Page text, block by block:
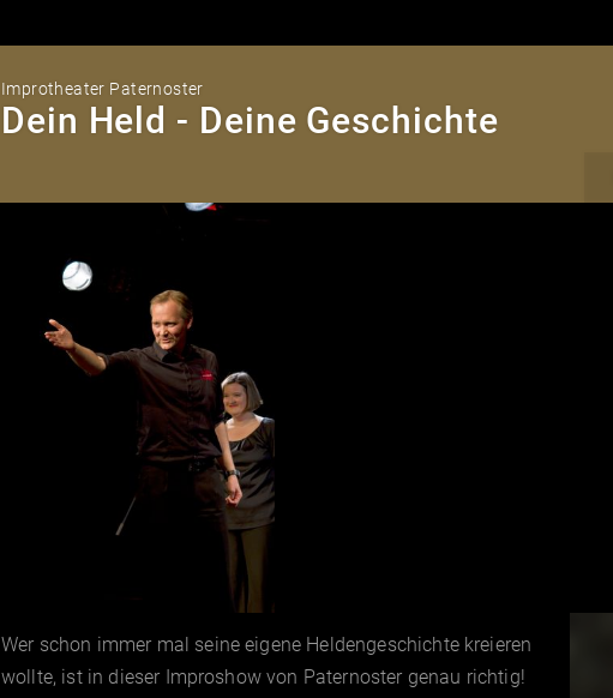
Improtheater Paternoster
Dein Held - Deine Geschichte
Wer schon immer mal seine eigene Heldengeschichte kreieren
wollte, ist in dieser Improshow von Paternoster genau richtig!